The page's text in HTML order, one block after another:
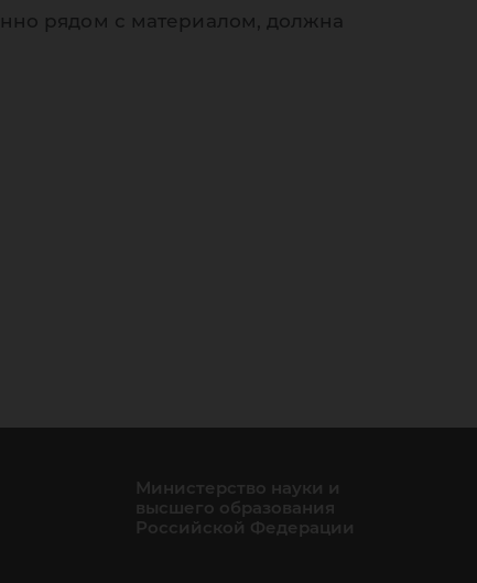
рядом с материалом, должна
Министерство науки и
высшего образования
Российской Федерации